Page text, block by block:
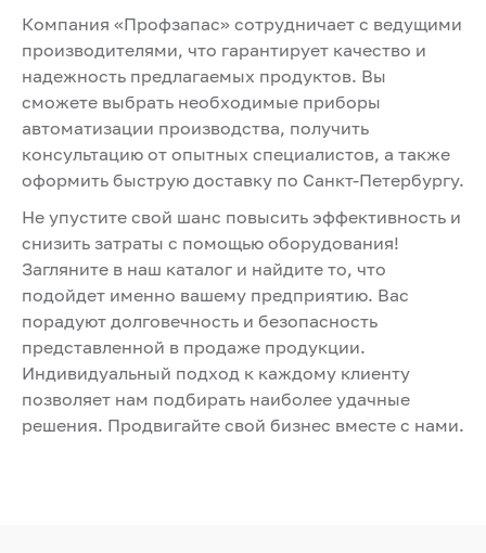
Компания «Профзапас» сотрудничает с ведущими
производителями, что гарантирует качество и
надежность предлагаемых продуктов. Вы
сможете выбрать необходимые приборы
автоматизации производства, получить
консультацию от опытных специалистов, а также
оформить быструю доставку по Санкт-Петербургу.
Не упустите свой шанс повысить эффективность и
снизить затраты с помощью оборудования!
Загляните в наш каталог и найдите то, что
подойдет именно вашему предприятию. Вас
порадуют долговечность и безопасность
представленной в продаже продукции.
Индивидуальный подход к каждому клиенту
позволяет нам подбирать наиболее удачные
решения. Продвигайте свой бизнес вместе с нами.